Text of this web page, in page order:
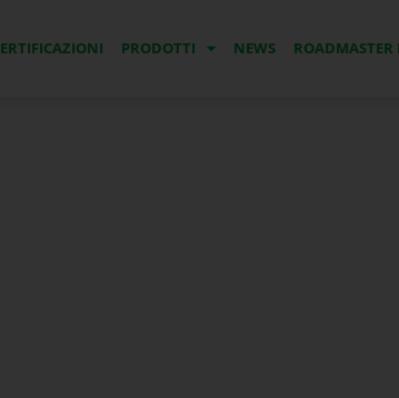
PRODOTTI NEWS